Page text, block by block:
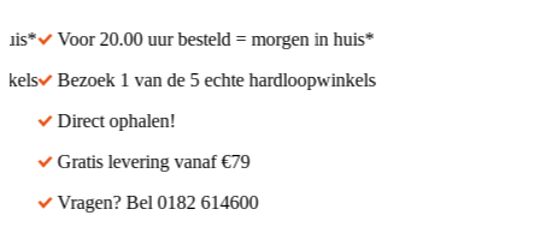
Voor 20.00 uur besteld = morgen in huis*
Bezoek 1 van de 5 echte hardloopwinkels
Direct ophalen!
Gratis levering vanaf €79
Vragen? Bel 0182 614600